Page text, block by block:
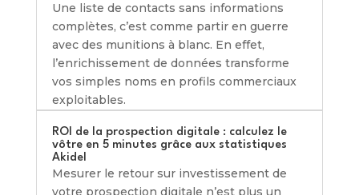
Une liste de contacts sans informations
complètes, c’est comme partir en guerre
avec des munitions à blanc. En effet,
l’enrichissement de données transforme
vos simples noms en profils commerciaux
exploitables.
ROI de la prospection digitale : calculez le
vôtre en 5 minutes grâce aux statistiques
Akidel
Mesurer le retour sur investissement de